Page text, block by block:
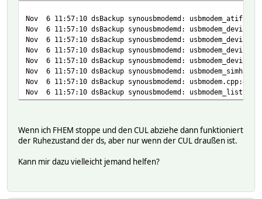
Nov 6 11:57:10 dsBackup synousbmodemd:
Nov 6 11:57:10 dsBackup synousbmodemd:
Nov 6 11:57:10 dsBackup synousbmodemd:
Nov 6 11:57:10 dsBackup synousbmodemd:
Nov 6 11:57:10 dsBackup synousbmodemd:
Nov 6 11:57:10 dsBackup synousbmodemd:
Nov 6 11:57:10 dsBackup synousbmodemd:
Nov 6 11:57:10 dsBackup synousbmodemd:
Wenn ich FHEM stoppe und den CUL abziehe dann funktioniert
der Ruhezustand der ds, aber nur wenn der CUL draußen ist.
Kann mir dazu vielleicht jemand helfen?